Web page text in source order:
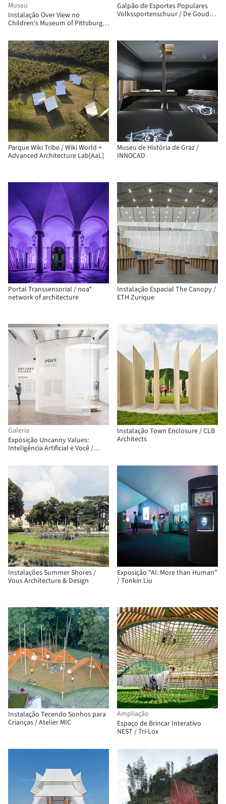
Museu
Instalação Over View no
Children's Museum of Pittsburgh
Galpão de Esportes Populares
Volkssportenschuur / De Gouden
Parque Wiki Tribe / Wiki World +
Advanced Architecture Lab[AaL]
Museu de História de Graz /
INNOCAD
Portal Transsensorial / noa*
network of architecture
Instalação Espacial The Canopy /
ETH Zurique
Galeria
Exposição Uncanny Values:
Inteligência Artificial e Você /
Instalação Town Enclosure / CLB
Architects
Instalações Summer Shores /
Vous Architecture & Design
Exposição “AI: More than Human”
/ Tonkin Liu
Instalação Tecendo Sonhos para
Crianças / Atelier MIC
Ampliação
Espaço de Brincar Interativo
NEST / Tri-Lox